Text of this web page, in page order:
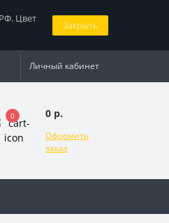
Цвет
Закрыть
Личный кабинет
0 0 р.
Оформить
заказ